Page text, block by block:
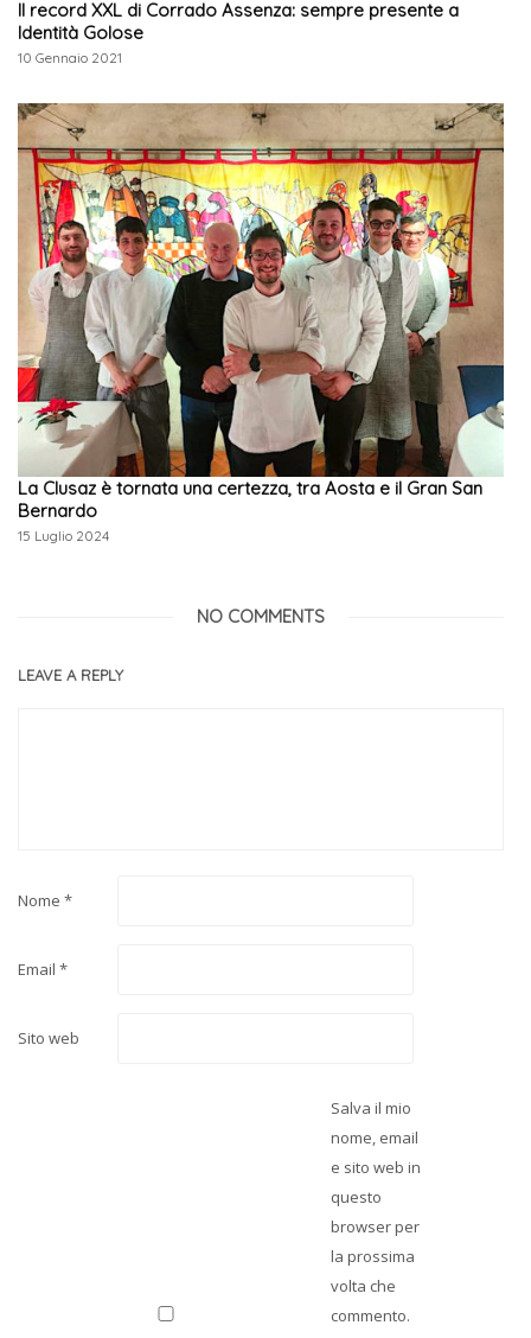
Il record XXL di Corrado Assenza: sempre presente a
Identità Golose
10 Gennaio 2021
La Clusaz è tornata una certezza, tra Aosta e il Gran San
Bernardo
15 Luglio 2024
NO COMMENTS
LEAVE A REPLY
Nome *
Email *
Sito web
Salva il mio
nome, email
e sito web in
questo
browser per
la prossima
volta che
commento.